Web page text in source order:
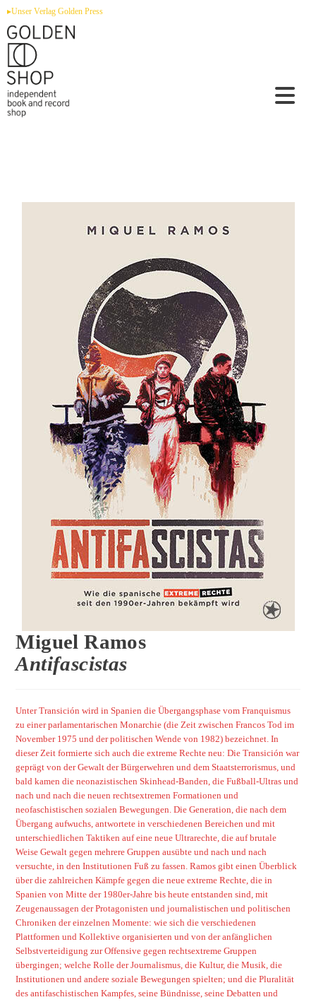
Zum
springen
▸Unser Verlag Golden Press
Miguel Ramos
Antifascistas
Unter Transición wird in Spanien die Übergangsphase vom Franquismus
zu einer parlamentarischen Monarchie (die Zeit zwischen Francos Tod im
November 1975 und der politischen Wende von 1982) bezeichnet. In
dieser Zeit formierte sich auch die extreme Rechte neu: Die Transición war
geprägt von der Gewalt der Bürgerwehren und dem Staatsterrorismus, und
bald kamen die neonazistischen Skinhead-Banden, die Fußball-Ultras und
nach und nach die neuen rechtsextremen Formationen und
neofaschistischen sozialen Bewegungen. Die Generation, die nach dem
Übergang aufwuchs, antwortete in verschiedenen Bereichen und mit
unterschiedlichen Taktiken auf eine neue Ultrarechte, die auf brutale
Weise Gewalt gegen mehrere Gruppen ausübte und nach und nach
versuchte, in den Institutionen Fuß zu fassen. Ramos gibt einen Überblick
über die zahlreichen Kämpfe gegen die neue extreme Rechte, die in
Spanien von Mitte der 1980er-Jahre bis heute entstanden sind, mit
Zeugenaussagen der Protagonisten und journalistischen und politischen
Chroniken der einzelnen Momente: wie sich die verschiedenen
Plattformen und Kollektive organisierten und von der anfänglichen
Selbstverteidigung zur Offensive gegen rechtsextreme Gruppen
übergingen; welche Rolle der Journalismus, die Kultur, die Musik, die
Institutionen und andere soziale Bewegungen spielten; und die Pluralität
des antifaschistischen Kampfes, seine Bündnisse, seine Debatten und